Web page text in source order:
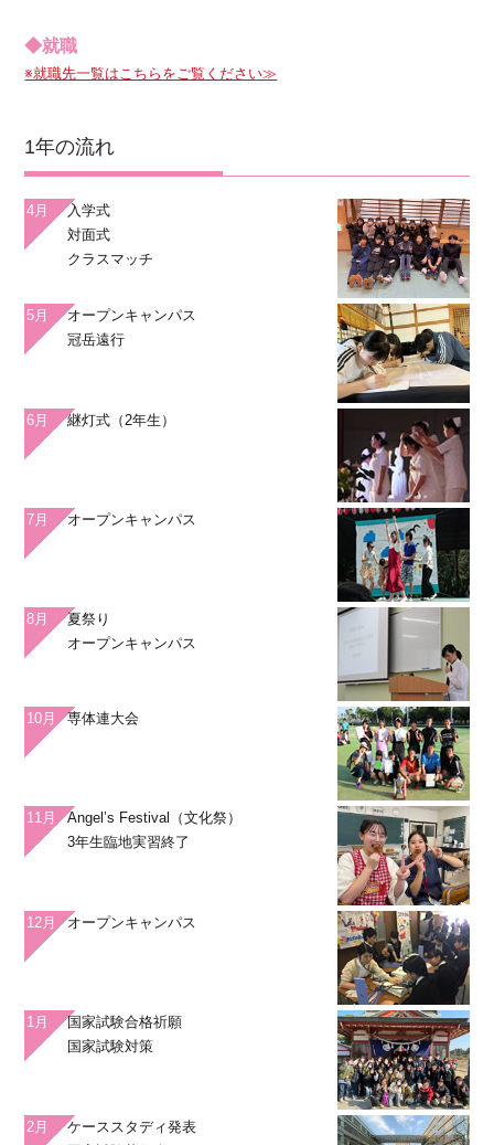
◆就職
※就職先一覧はこちらをご覧ください≫
1年の流れ
4月
入学式
対面式
クラスマッチ
5月
オープンキャンパス
冠岳遠行
6月 継灯式（2年生）
7月 オープンキャンパス
8月
夏祭り
オープンキャンパス
10月 専体連大会
11月
Angel’s Festival（文化祭）
3年生臨地実習終了
12月 オープンキャンパス
1月
国家試験合格祈願
国家試験対策
2月
ケーススタディ発表